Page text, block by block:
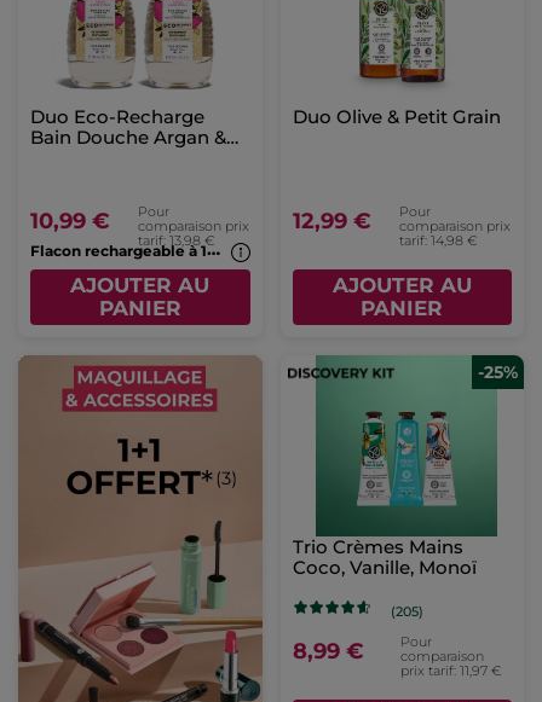
Duo Eco-Recharge
Bain Douche Argan &
10,99 €
Pour
comparaison prix
tarif: 13,98 €F
lacon rechargeable à 1€*(7b)
AJOUTER AU
PANIER
Duo Olive & Petit Grain
12,99 €
Pour
comparaison prix
tarif: 14,98 €
AJOUTER AU
PANIER
-25%
Trio Crèmes Mains
Coco, Vanille, Monoï
(205)
8,99 €
Pour
comparaison
prix tarif: 11,97 €